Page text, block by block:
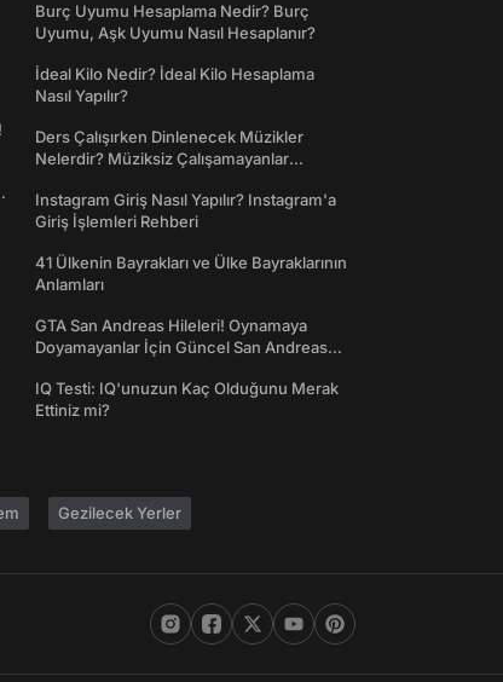
Burç Uyumu Hesaplama Nedir? Burç
Uyumu, Aşk Uyumu Nasıl Hesaplanır?
İdeal Kilo Nedir? İdeal Kilo Hesaplama
Nasıl Yapılır?
Ders Çalışırken Dinlenecek Müzikler
Nelerdir? Müziksiz Çalışamayanlar
Instagram Giriş Nasıl Yapılır? Instagram'a
Giriş İşlemleri Rehberi
41 Ülkenin Bayrakları ve Ülke Bayraklarının
Anlamları
GTA San Andreas Hileleri! Oynamaya
Doyamayanlar İçin Güncel San Andreas
IQ Testi: IQ'unuzun Kaç Olduğunu Merak
Ettiniz mi?
Gezilecek Yerler